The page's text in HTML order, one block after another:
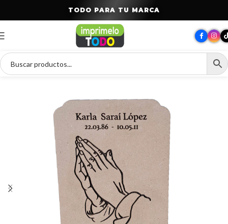
T ODO PARA T U MARCA